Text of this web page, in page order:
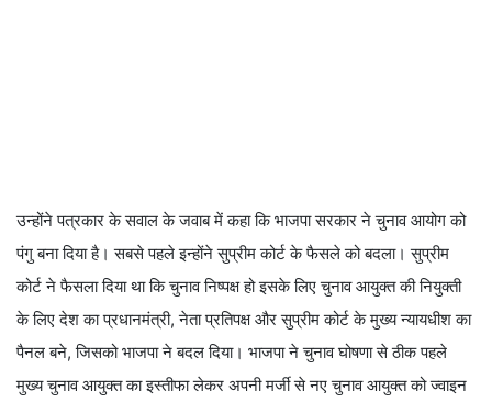
उन्होंने पत्रकार के सवाल के जवाब में कहा कि भाजपा सरकार ने चुनाव आयोग को
पंगु बना दिया है। सबसे पहले इन्होंने सुप्रीम कोर्ट के फैसले को बदला। सुप्रीम
कोर्ट ने फैसला दिया था कि चुनाव निष्पक्ष हो इसके लिए चुनाव आयुक्त की नियुक्ती
के लिए देश का प्रधानमंत्री, नेता प्रतिपक्ष और सुप्रीम कोर्ट के मुख्य न्यायधीश का
पैनल बने, जिसको भाजपा ने बदल दिया। भाजपा ने चुनाव घोषणा से ठीक पहले
मुख्य चुनाव आयुक्त का इस्तीफा लेकर अपनी मर्जी से नए चुनाव आयुक्त को ज्वाइन